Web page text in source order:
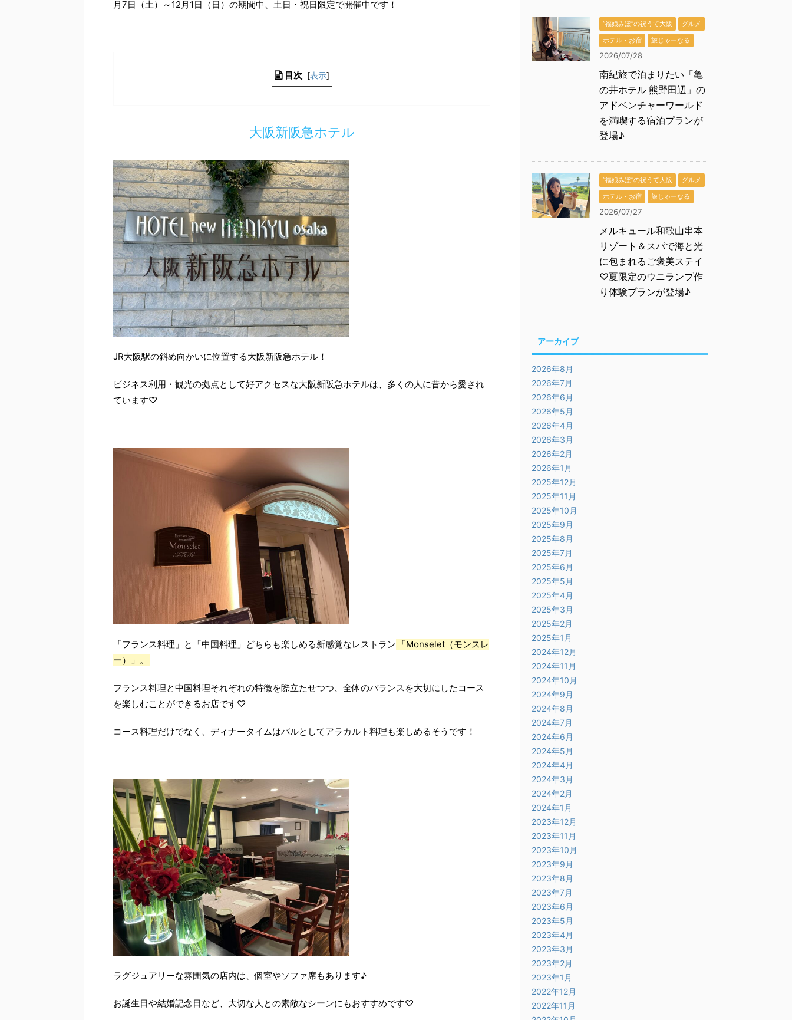
月7日（土）～12月1日（日）の期間中、土日・祝日限定で開催中です！
目次 [表示]
大阪新阪急ホテル
JR大阪駅の斜め向かいに位置する大阪新阪急ホテル！
ビジネス利用・観光の拠点として好アクセスな大阪新阪急ホテルは、多くの人に昔から愛され
ています♡
「フランス料理」と「中国料理」どちらも楽しめる新感覚なレストラン
「Monselet（モンスレ
ー）」。
フランス料理と中国料理それぞれの特徴を際立たせつつ、全体のバランスを大切にしたコース
を楽しむことができるお店です♡
コース料理だけでなく、ディナータイムはバルとしてアラカルト料理も楽しめるそうです！
ラグジュアリーな雰囲気の店内は、個室やソファ席もあります♪
お誕生日や結婚記念日など、大切な人との素敵なシーンにもおすすめです♡
“福娘みぽ”の祝うて大阪
グルメ
ホテル・お宿
旅じゃーなる
2026/07/28
南紀旅で泊まりたい「亀
の井ホテル 熊野田辺」の
アドベンチャーワールド
を満喫する宿泊プランが
登場♪
“福娘みぽ”の祝うて大阪
グルメ
ホテル・お宿
旅じゃーなる
2026/07/27
メルキュール和歌山串本
リゾート＆スパで海と光
に包まれるご褒美ステイ
♡夏限定のウニランプ作
り体験プランが登場♪
アーカイブ
2026年8月
2026年7月
2026年6月
2026年5月
2026年4月
2026年3月
2026年2月
2026年1月
2025年12月
2025年11月
2025年10月
2025年9月
2025年8月
2025年7月
2025年6月
2025年5月
2025年4月
2025年3月
2025年2月
2025年1月
2024年12月
2024年11月
2024年10月
2024年9月
2024年8月
2024年7月
2024年6月
2024年5月
2024年4月
2024年3月
2024年2月
2024年1月
2023年12月
2023年11月
2023年10月
2023年9月
2023年8月
2023年7月
2023年6月
2023年5月
2023年4月
2023年3月
2023年2月
2023年1月
2022年12月
2022年11月